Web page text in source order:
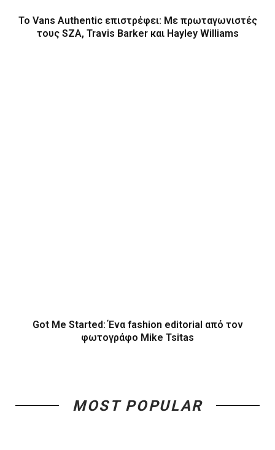
Το Vans Authentic επιστρέφει: Με πρωταγωνιστές
τους SZA, Travis Barker και Hayley Williams
Got Me Started: Ένα fashion editorial από τον
φωτογράφο Mike Tsitas
MOST POPULAR